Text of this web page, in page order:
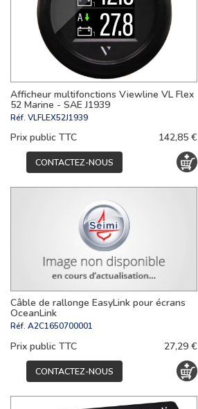
Afficheur multifonctions Viewline VL Flex
52 Marine - SAE J1939
Réf. VLFLEX52J1939
Prix public TTC 142,85 €
CONTACTEZ-NOUS
Câble de rallonge EasyLink pour écrans
OceanLink
Réf. A2C1650700001
Prix public TTC 27,29 €
CONTACTEZ-NOUS